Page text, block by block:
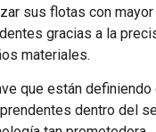
sus flotas con
gracias a la
materiales.
que están
dentro del